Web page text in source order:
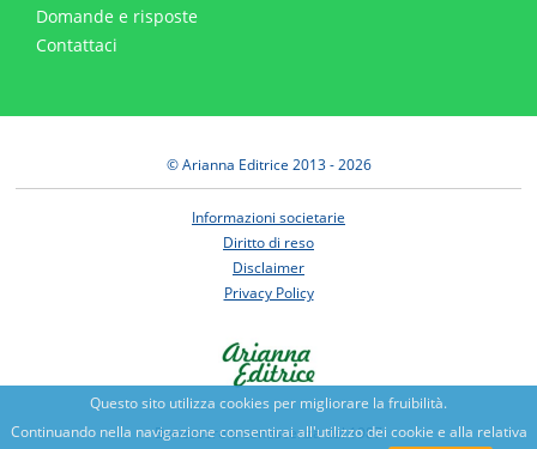
Questo sito utilizza cookies per migliorare la fruibilità.
Continuando nella navigazione consentirai all'utilizzo dei cookie e alla relativa
Domande e risposte
Contattaci
© Arianna Editrice 2013 - 2026
Informazioni societarie
Diritto di reso
Disclaimer
Privacy Policy
Benessere e conoscenza dal 1987